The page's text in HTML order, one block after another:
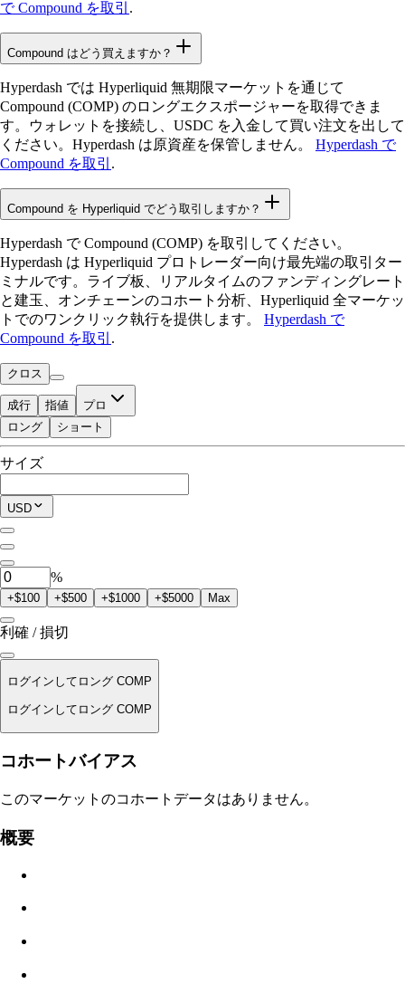
で Compound を取引 .
Compound はどう買えますか？
Hyperdash では Hyperliquid 無期限マーケットを通じて
Compound (COMP) のロングエクスポージャーを取得できま
す。ウォレットを接続し、USDC を入金して買い注文を出して
ください。Hyperdash は原資産を保管しません。
Hyperdash で
Compound を取引 .
Compound を Hyperliquid でどう取引しますか？
Hyperdash で Compound (COMP) を取引してください。
Hyperdash は Hyperliquid プロトレーダー向け最先端の取引ター
ミナルです。ライブ板、リアルタイムのファンディングレート
と建玉、オンチェーンのコホート分析、Hyperliquid 全マーケッ
トでのワンクリック執行を提供します。
Hyperdash で
Compound を取引 .
クロス
成行 指値 プロ
取引可能残高
$0.00
現在のポジション
0 COMP
ロング ショート
サイズ
USD
%
+$100 +$500 +$1000 +$5000 Max
利確 / 損切
ログインしてロング COMP
ログインしてロング COMP
清算価格
コホートバイアス
このマーケットのコホートデータはありません。
概要